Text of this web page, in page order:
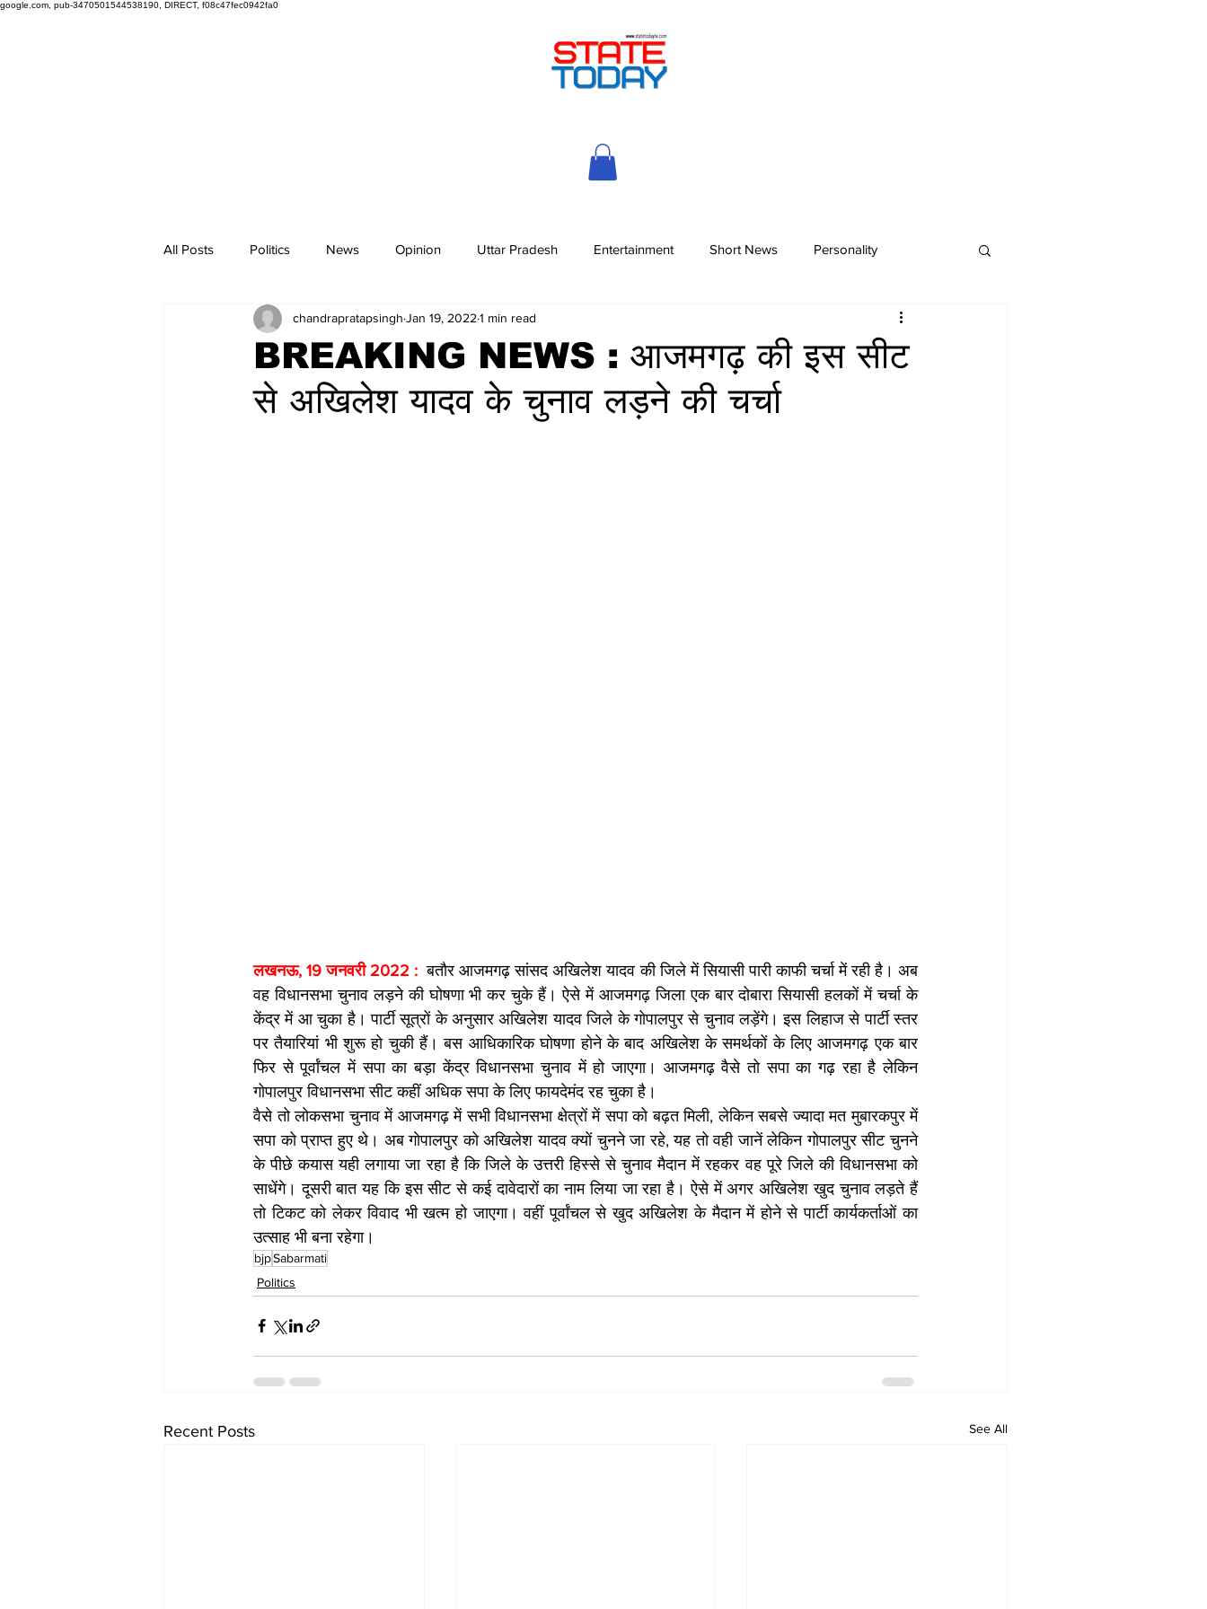
google.com, pub-3470501544538190, DIRECT, f08c47fec0942fa0
All Posts Politics News Opinion Uttar Pradesh Entertainment Short News Personality
BREAKING NEWS : आजमगढ़ की इस सीट
से अखिलेश यादव के चुनाव लड़ने की चर्चा
chandrapratapsingh Jan 19, 2022 1 min read
लखनऊ, 19 जनवरी 2022 : बतौर आजमगढ़ सांसद अखिलेश यादव की जिले में सियासी पारी काफी चर्चा में रही है। अब
वह विधानसभा चुनाव लड़ने की घोषणा भी कर चुके हैं। ऐसे में आजमगढ़ जिला एक बार दोबारा सियासी हलकों में चर्चा के
केंद्र में आ चुका है। पार्टी सूत्रों के अनुसार अखिलेश यादव जिले के गोपालपुर से चुनाव लड़ेंगे। इस लिहाज से पार्टी स्‍तर
पर तैयारियां भी शुरू हो चुकी हैं। बस आधिकारिक घोषणा होने के बाद अखिलेश के समर्थकों के लिए आजमगढ़ एक बार
फ‍िर से पूर्वांचल में सपा का बड़ा केंद्र विधानसभा चुनाव में हो जाएगा। आजमगढ़ वैसे तो सपा का गढ़ रहा है लेकिन
गोपालपुर विधानसभा सीट कहीं अधिक सपा के लिए फायदेमंद रह चुका है।
वैसे तो लाेकसभा चुनाव में आजमगढ़ में सभी विधानसभा क्षेत्रों में सपा को बढ़त मिली, लेकिन सबसे ज्यादा मत मुबारकपुर में
सपा को प्राप्‍त हुए थे। अब गाेपालपुर को अखिलेश यादव क्यों चुनने जा रहे, यह तो वही जानें लेकिन गोपालपुर सीट चुनने
के पीछे कयास यही लगाया जा रहा है कि जिले के उत्तरी हिस्से से चुनाव मैदान में रहकर वह पूरे जिले की विधानसभा को
साधेंगे। दूसरी बात यह कि इस सीट से कई दावेदारों का नाम लिया जा रहा है। ऐसे में अगर अखिलेश खुद चुनाव लड़ते हैं
तो टिकट को लेकर विवाद भी खत्म हो जाएगा। वहीं पूर्वांचल से खुद अखिलेश के मैदान में होने से पार्टी कार्यकर्ताओं का
उत्‍साह भी बना रहेगा।
bjpSabarmati
Politics
Recent Posts See All